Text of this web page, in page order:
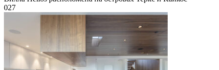
027